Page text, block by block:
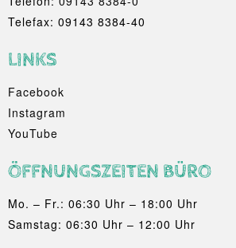
Telefax: 09143 8384-40
LINKS
Facebook
Instagram
YouTube
ÖFFNUNGSZEITEN BÜRO
Mo. – Fr.: 06:30 Uhr – 18:00 Uhr
Samstag: 06:30 Uhr – 12:00 Uhr